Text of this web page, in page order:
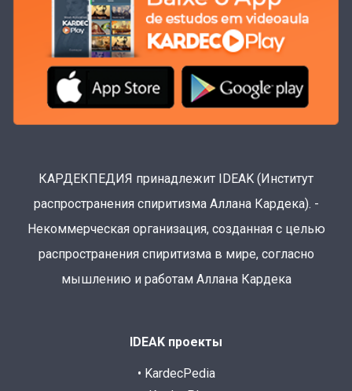
КАРДЕКПЕДИЯ принадлежит IDEAK (Институт
распространения спиритизма Аллана Кардека). -
Некоммерческая организация, созданная с целью
распространения спиритизма в мире, согласно
мышлению и работам Аллана Кардека
IDEAK проекты
• KardecPedia